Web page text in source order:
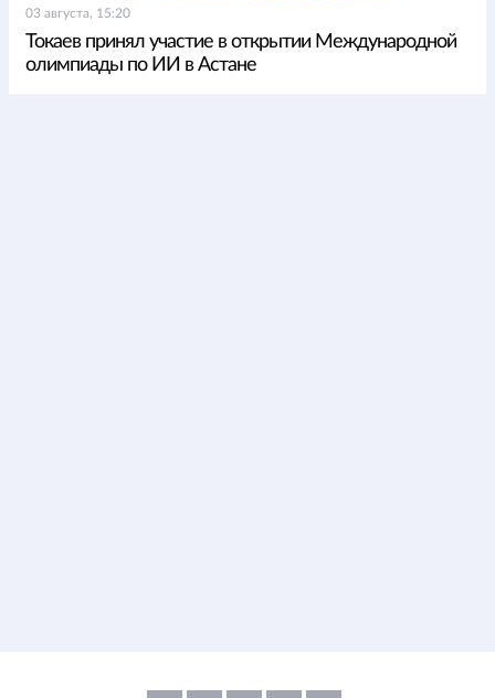
03 августа, 15:20
Токаев принял участие в открытии Международной
олимпиады по ИИ в Астане